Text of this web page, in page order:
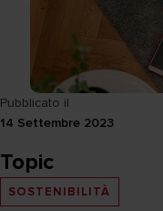
Pubblicato il
14 Settembre 2023
Topic
SOSTENIBILITÀ